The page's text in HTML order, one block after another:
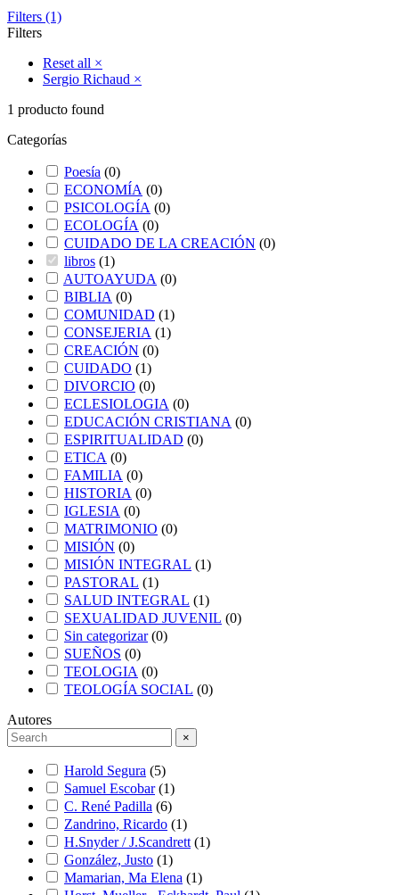
Filters (1)
Filters
Reset all ×
Sergio Richaud ×
1 producto found
Categorías
Poesía (0)
ECONOMÍA (0)
PSICOLOGÍA (0)
ECOLOGÍA (0)
CUIDADO DE LA CREACIÓN (0)
libros (1)
AUTOAYUDA (0)
BIBLIA (0)
COMUNIDAD (1)
CONSEJERIA (1)
CREACIÓN (0)
CUIDADO (1)
DIVORCIO (0)
ECLESIOLOGIA (0)
EDUCACIÓN CRISTIANA (0)
ESPIRITUALIDAD (0)
ETICA (0)
FAMILIA (0)
HISTORIA (0)
IGLESIA (0)
MATRIMONIO (0)
MISIÓN (0)
MISIÓN INTEGRAL (1)
PASTORAL (1)
SALUD INTEGRAL (1)
SEXUALIDAD JUVENIL (0)
Sin categorizar (0)
SUEÑOS (0)
TEOLOGIA (0)
TEOLOGÍA SOCIAL (0)
Autores
×
Harold Segura (5)
Samuel Escobar (1)
C. René Padilla (6)
Zandrino, Ricardo (1)
H.Snyder / J.Scandrett (1)
González, Justo (1)
Mamarian, Ma Elena (1)